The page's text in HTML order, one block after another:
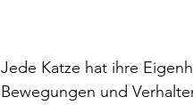
Jede Katze hat ihre
Bewegungen und